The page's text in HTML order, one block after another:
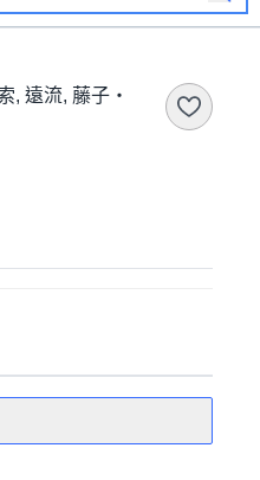
, 遠流, 藤子‧